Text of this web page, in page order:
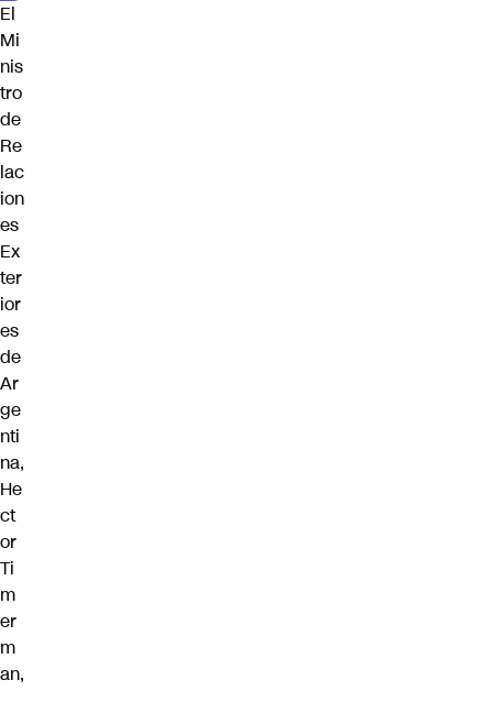
El
Mi
nis
tro
de
Re
lac
ion
es
Ex
ter
ior
es
de
Ar
ge
nti
na,
He
ct
or
Ti
m
er
m
an,